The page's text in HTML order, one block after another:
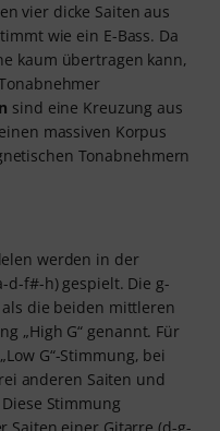
vier dicke Saiten aus
wie ein E-Bass. Da
kaum übertragen kann,
sind eine Kreuzung aus
massiven Korpus
Tonabnehmern
werden in der
d-f#-h) gespielt. Die g-
die beiden mittleren
„High G“ genannt. Für
G“-Stimmung, bei
anderen Saiten und
Stimmung